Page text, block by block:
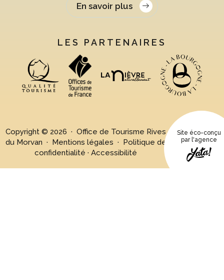
En savoir plus
LES PARTENAIRES
Copyright © 2026 · Office de Tourisme Rives
du Morvan · Mentions légales · Politique de
confidentialité · Accessibilité
Site éco-conçu
par l'agence